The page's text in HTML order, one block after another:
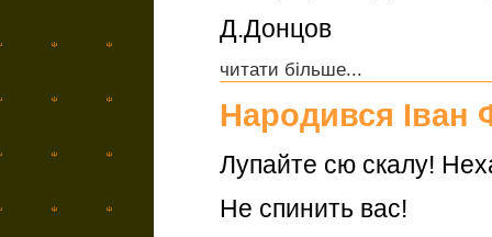
Д.Донцов
читати більше...
Народився Іван
Лупайте сю скалу!
Не спинить вас!